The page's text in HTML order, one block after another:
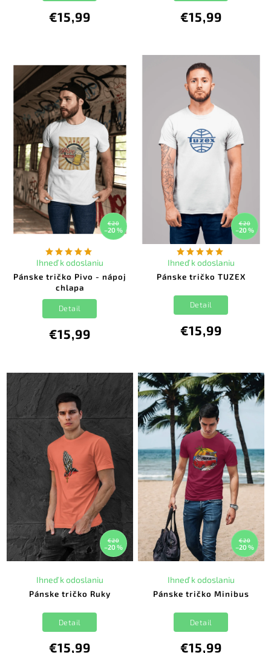
€15,99 €15,99
€20
–20 %
Pánske tričko Pivo - nápoj
chlapa
Ihneď k odoslaniu
€15,99
Detail
€20
–20 %
Pánske tričko TUZEX
Ihneď k odoslaniu
€15,99
Detail
€20
–20 %
Pánske tričko Ruky
Ihneď k odoslaniu
€15,99
Detail
€20
–20 %
Pánske tričko Minibus
Ihneď k odoslaniu
€15,99
Detail